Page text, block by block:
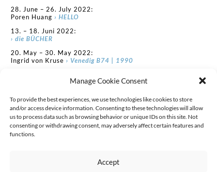
Manage Cookie Consent
To provide the best experiences, we use technologies like cookies to store
and/or access device information. Consenting to these technologies will allow
us to process data such as browsing behavior or unique IDs on this site. Not
consenting or withdrawing consent, may adversely affect certain features and
functions.
Accept
28. June – 26. July 2022:
Poren Huang › HELLO
13. – 18. Juni 2022:
› die BÜCHER
20. May – 30. May 2022:
Ingrid von Kruse › Venedig B74 | 1990
Janine Mackenroth› Chips, Siegelringe, Buch
26. Januar – 3. März 2022:
Poren Huang› Skulpturen aus Bronze und Edelstahl
22. Dezember 2021 – 20. Januar 2022:
Wilfried Habrich
›Stück für ein mechanisches Klavier –
allegro, 2021, Öl auf Holzpaneel, 150 × 100 cm